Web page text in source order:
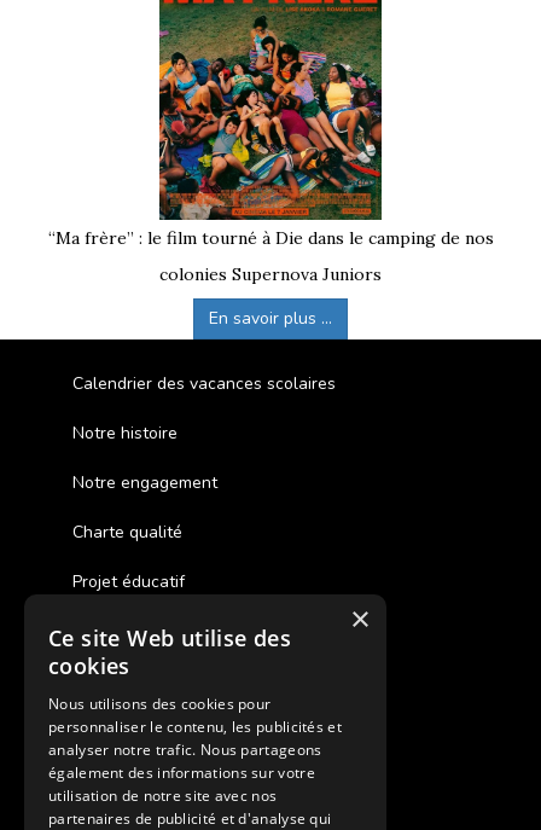
“Ma frère” : le film tourné à Die dans le camping de nos
colonies Supernova Juniors
En savoir plus ...
Calendrier des vacances scolaires
Notre histoire
Notre engagement
Charte qualité
Projet éducatif
Des colonies de vacances inclusives
Assurances annulations
Aides financières pour partir en colonie
Charte de confidentialité
×
Ce site Web utilise des
cookies
Nous utilisons des cookies pour
personnaliser le contenu, les publicités et
analyser notre trafic. Nous partageons
également des informations sur votre
utilisation de notre site avec nos
partenaires de publicité et d'analyse qui